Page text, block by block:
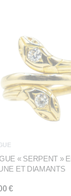
« SERPENT »
ET DIAMANTS
€